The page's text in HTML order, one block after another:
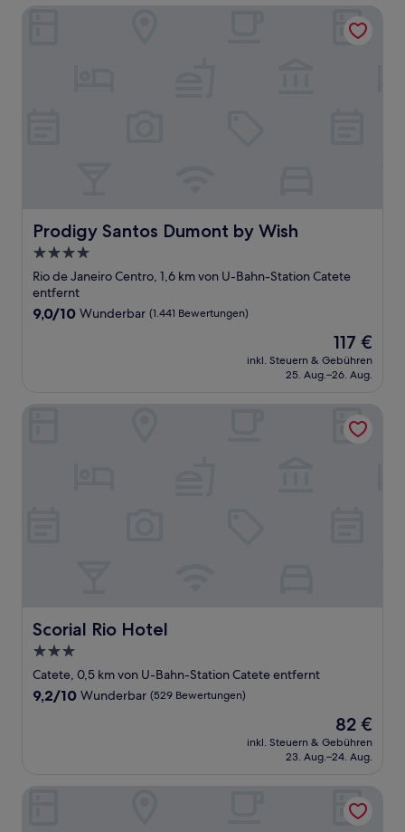
Prodigy Santos Dumont by Wish
Prodigy Santos Dumont by Wish
4.0-
Sterne-
Unterkunft
Rio de Janeiro Centro, 1,6 km von U-Bahn-Station Catete
entfernt
9.0
9,0/10 Wunderbar (1.441 Bewertungen)
Der
Preis
beträgt
117 €
inkl. Steuern & Gebühren
25. Aug.–26. Aug.
Scorial Rio Hotel
Scorial Rio Hotel
3.0-
Sterne-
Unterkunft
Catete, 0,5 km von U-Bahn-Station Catete entfernt
9.2
9,2/10 Wunderbar (529 Bewertungen)
Der
Preis
beträgt
82 €
inkl. Steuern & Gebühren
23. Aug.–24. Aug.